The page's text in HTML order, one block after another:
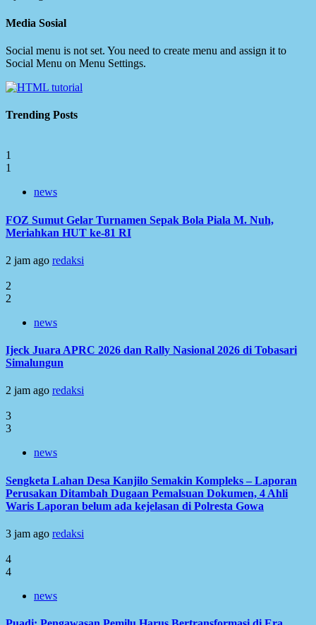
Media Sosial
Social menu is not set. You need to create menu and assign it to
Social Menu on Menu Settings.
Trending Posts
1
1
news
FOZ Sumut Gelar Turnamen Sepak Bola Piala M. Nuh,
Meriahkan HUT ke-81 RI
2 jam ago redaksi
2
2
news
Ijeck Juara APRC 2026 dan Rally Nasional 2026 di Tobasari
Simalungun
2 jam ago redaksi
3
3
news
Sengketa Lahan Desa Kanjilo Semakin Kompleks – Laporan
Perusakan Ditambah Dugaan Pemalsuan Dokumen, 4 Ahli
Waris Laporan belum ada kejelasan di Polresta Gowa
3 jam ago redaksi
4
4
news